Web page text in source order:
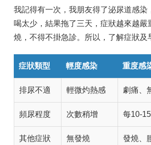
我記得有一次，我朋友得了泌尿道感染
喝太少，結果拖了三天，症狀越來越嚴
燒，不得不掛急診。所以，了解症狀及
症狀類型 輕度感染 重度感
排尿不適 輕微灼熱感 劇痛、
頻尿程度 次數稍增 每10-
其他症狀 無發燒 發燒、